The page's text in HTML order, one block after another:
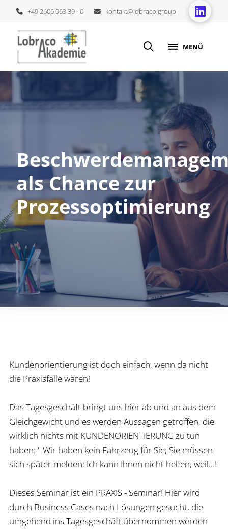
+49 2606 963 39 - 0 kontakt@lobraco.group
MENÜ
als Chance zur
Prozessoptimierung
Kundenorientierung ist doch einfach, wenn da nicht
die Praxisfälle wären!
Das Tagesgeschäft bringt uns hier ab und an aus dem
Gleichgewicht und es werden Aussagen getroffen, die
wirklich nichts mit KUNDENORIENTIERUNG zu tun
haben: " Wir haben kein Fahrzeug für Sie; Sie müssen
sich später melden; Ich kann Ihnen nicht helfen, weil...!
Dieses Seminar ist ein PRAXIS - Seminar! Hier wird
durch Business Cases nach Lösungen gesucht, die
umgehend ins Tagesgeschäft übernommen werden